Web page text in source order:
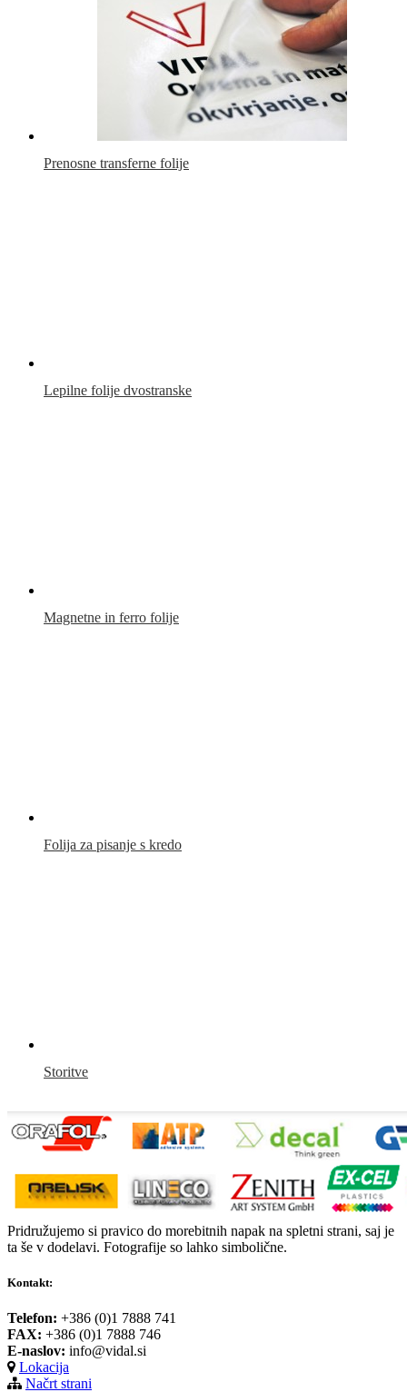
Prenosne transferne folije
Lepilne folije dvostranske
Magnetne in ferro folije
Folija za pisanje s kredo
Storitve
Pridružujemo si pravico do morebitnih napak na spletni strani, saj je
ta še v dodelavi. Fotografije so lahko simbolične.
Kontakt:
Telefon: +386 (0)1 7888 741
FAX: +386 (0)1 7888 746
E-naslov: info@vidal.si
Lokacija
Načrt strani